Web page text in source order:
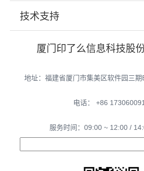
技术支持
厦门印了么信息科技股
地址：福建省厦门市集美区软件园三
电话： +86
服务时间：09:00 ~ 12:00 /